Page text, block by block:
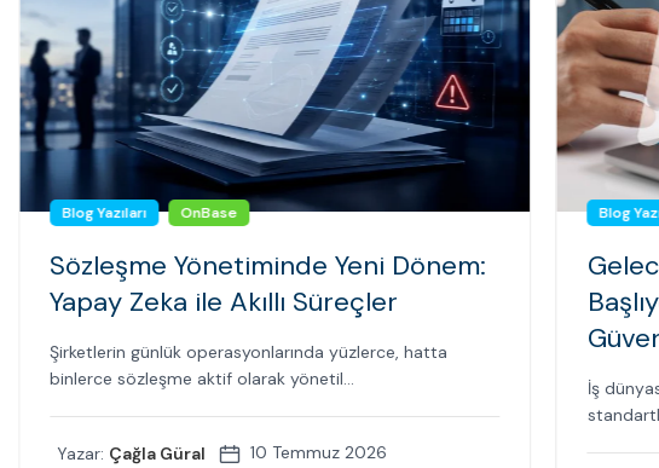
Blog Yazıları OnBase
Sözleşme Yönetiminde Yeni Dönem:
Yapay Zeka ile Akıllı Süreçler
Şirketlerin günlük operasyonlarında yüzlerce, hatta
binlerce sözleşme aktif olarak yönetil...
Yazar: Çağla Güral 10 Temmuz 2026
Blog
İş